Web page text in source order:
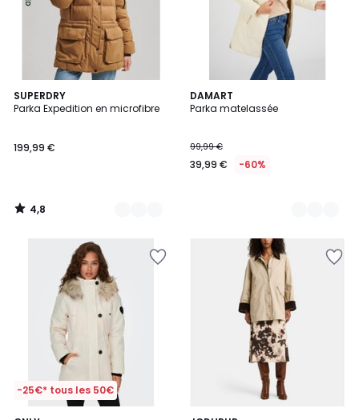
SUPERDRY
Parka Expedition en microfibre
199,99 €
4,8
/ 5
2
Couleurs
4,8
/
DAMART
Parka matelassée
99,99 €
39,99 € -60%
2
Couleurs
-25€* tous les 50€